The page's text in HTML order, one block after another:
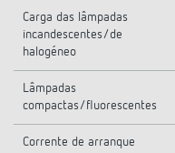
Carga das lâmpadas
incandescentes/de
halogéneo
Lâmpadas
compactas/fluorescentes
Corrente de arranque